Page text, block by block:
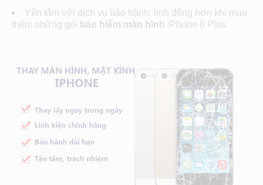
Yên tâm với dịch vụ bảo hành, linh động hơn khi mua
thêm những gói
bảo hiểm màn hình iPhone 8 Plus